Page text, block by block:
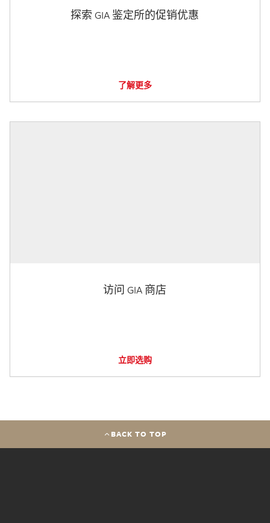
探索 GIA 鉴定所的促销优惠
了解更多
访问 GIA 商店
立即选购
BACK TO TOP